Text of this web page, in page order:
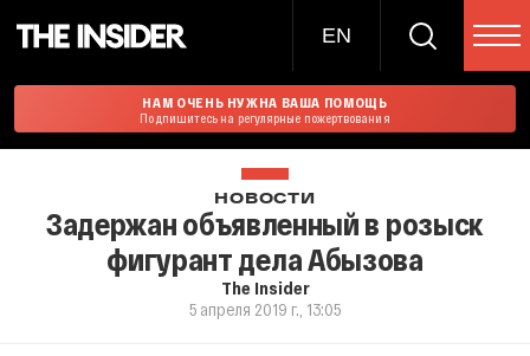
EN
НАМ ОЧЕНЬ НУЖНА ВАША ПОМОЩЬ
Подпишитесь на регулярные пожертвования
НОВОСТИ
Задержан объявленный в розыск
фигурант дела Абызова
The Insider
5 апреля 2019 г., 13:05